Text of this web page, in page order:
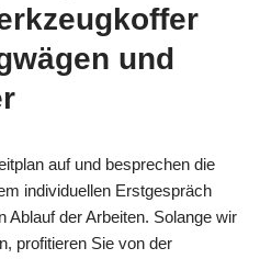
und
auf und besprechen die
individuellen Erstgespräch
Ablauf der Arbeiten. Solange wir
profitieren Sie von der